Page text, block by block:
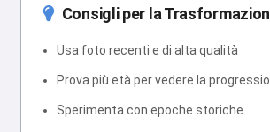
Consigli per la
Usa foto recenti e di alta qualità
Prova più età per vedere la
Sperimenta con epoche storiche